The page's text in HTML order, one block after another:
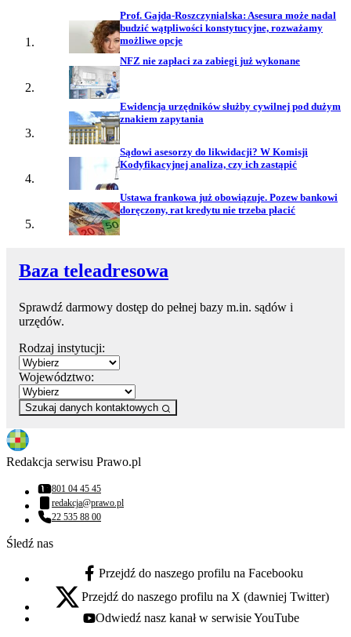
Prof. Gajda-Roszczynialska: Asesura może nadal
budzić wątpliwości konstytucyjne, rozważamy
możliwe opcje
NFZ nie zapłaci za zabiegi już wykonane
Ewidencja urzędników służby cywilnej pod dużym
znakiem zapytania
Sądowi asesorzy do likwidacji? W Komisji
Kodyfikacyjnej analiza, czy ich zastąpić
Ustawa frankowa już obowiązuje. Pozew bankowi
doręczony, rat kredytu nie trzeba płacić
Baza teleadresowa
Sprawdź darmowy dostęp do pełnej bazy m.in. sądów i
urzędów.
Rodzaj instytucji:
Województwo:
Szukaj danych kontaktowych
Redakcja serwisu Prawo.pl
Numer telefonu:
801 04 45 45
Adres email:
redakcja@prawo.pl
Numer telefonu:
22 535 88 00
Śledź nas
facebook - otwiera się w nowej karcie
Przejdź do naszego profilu na Facebooku
x - otwiera się w nowej karcie
Przejdź do naszego profilu na X (dawniej Twitter)
youtube - otwiera się w nowej karcie
Odwiedź nasz kanał w serwisie YouTube